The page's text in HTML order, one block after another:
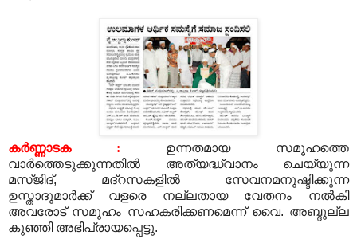
കര്‍ണ്ണാടക :
ഉന്നതമായ സമൂഹത്തെ
വാര്‍ത്തെടുക്കുന്നതില്‍ അത്യദ്ധ്വാനം ചെയ്യുന്ന
മസ്ജിദ്, മദ്റസകളില്‍ സേവനമനുഷ്ടിക്കുന്ന
ഉസ്താദുമാര്‍ക്ക് വളരെ നല്ലതായ വേതനം നല്‍കി
അവരോട് സമൂഹം സഹകരിക്കണമെന്ന് വൈ. അബ്ദുല്ല
കുഞ്ഞി അഭിപ്രായപ്പെട്ടു.